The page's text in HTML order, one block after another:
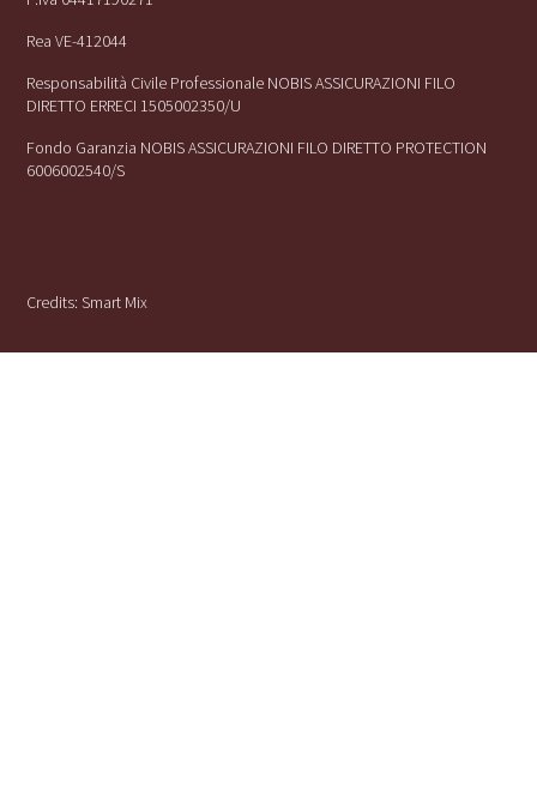
Rea VE-412044
Responsabilità Civile Professionale NOBIS ASSICURAZIONI FILO
DIRETTO ERRECI 1505002350/U
Fondo Garanzia NOBIS ASSICURAZIONI FILO DIRETTO PROTECTION
6006002540/S
Credits:Smart Mix